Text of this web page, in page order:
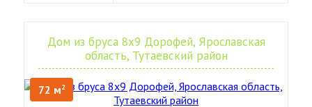
Дом из бруса 8х9 Дорофей, Ярославская
область, Тутаевский район
72 м2